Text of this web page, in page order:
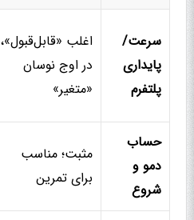
سرعت/
پایداری
پلتفرم
اغلب «قابل‌قبول»،
در اوج نوسان
«متغیر»
حساب
دمو و
شروع
مثبت؛ مناسب
برای تمرین